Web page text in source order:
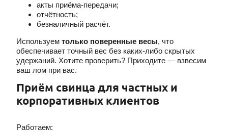
акты приёма-передачи;
отчётность;
безналичный расчёт.
Используем только поверенные весы, что
обеспечивает точный вес без каких-либо скрытых
удержаний. Хотите проверить? Приходите — взвесим
ваш лом при вас.
Приём свинца для частных и
корпоративных клиентов
Работаем: